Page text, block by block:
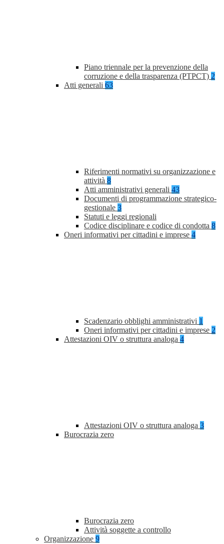
Piano triennale per la prevenzione della
corruzione e della trasparenza (PTPCT) 2
Atti generali 63
Riferimenti normativi su organizzazione e
attività 8
Atti amministrativi generali 43
Documenti di programmazione strategico-
gestionale 3
Statuti e leggi regionali
Codice disciplinare e codice di condotta 8
Oneri informativi per cittadini e imprese 4
Scadenzario obblighi amministrativi 1
Oneri informativi per cittadini e imprese 2
Attestazioni OIV o struttura analoga 4
Attestazioni OIV o struttura analoga 3
Burocrazia zero
Burocrazia zero
Attività soggette a controllo
Organizzazione 9